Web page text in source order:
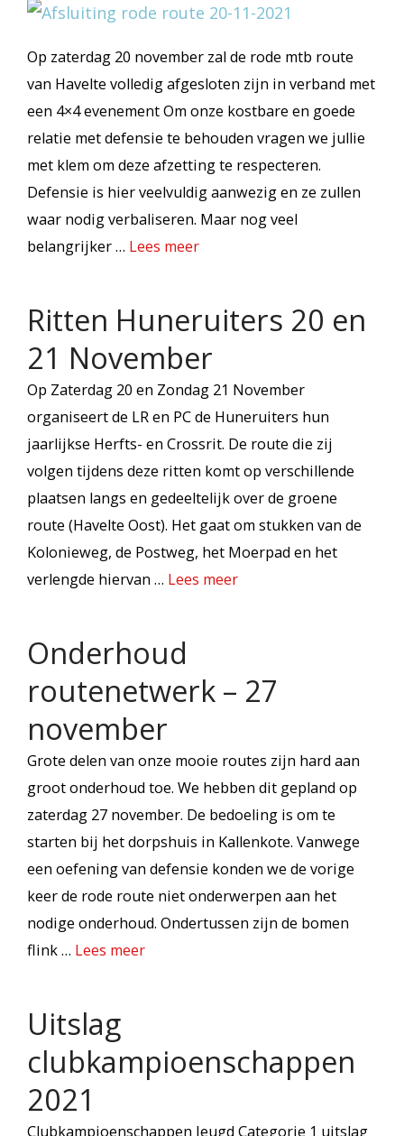
Op zaterdag 20 november zal de rode mtb route
van Havelte volledig afgesloten zijn in verband met
een 4×4 evenement Om onze kostbare en goede
relatie met defensie te behouden vragen we jullie
met klem om deze afzetting te respecteren.
Defensie is hier veelvuldig aanwezig en ze zullen
waar nodig verbaliseren. Maar nog veel
belangrijker … Lees meer
Ritten Huneruiters 20 en
21 November
Op Zaterdag 20 en Zondag 21 November
organiseert de LR en PC de Huneruiters hun
jaarlijkse Herfts- en Crossrit. De route die zij
volgen tijdens deze ritten komt op verschillende
plaatsen langs en gedeeltelijk over de groene
route (Havelte Oost). Het gaat om stukken van de
Kolonieweg, de Postweg, het Moerpad en het
verlengde hiervan … Lees meer
Onderhoud
routenetwerk – 27
november
Grote delen van onze mooie routes zijn hard aan
groot onderhoud toe. We hebben dit gepland op
zaterdag 27 november. De bedoeling is om te
starten bij het dorpshuis in Kallenkote. Vanwege
een oefening van defensie konden we de vorige
keer de rode route niet onderwerpen aan het
nodige onderhoud. Ondertussen zijn de bomen
flink … Lees meer
Uitslag
clubkampioenschappen
2021
Clubkampioenschappen Jeugd Categorie 1 uitslag